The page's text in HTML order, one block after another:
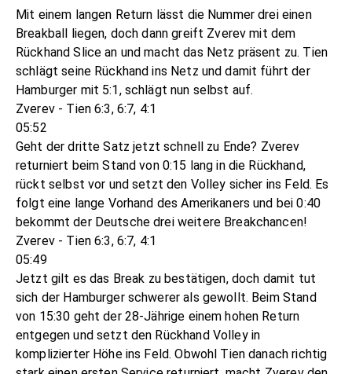
Mit einem langen Return lässt die Nummer drei einen
Breakball liegen, doch dann greift Zverev mit dem
Rückhand Slice an und macht das Netz präsent zu. Tien
schlägt seine Rückhand ins Netz und damit führt der
Hamburger mit 5:1, schlägt nun selbst auf.
Zverev - Tien 6:3, 6:7, 4:1
05:52
Geht der dritte Satz jetzt schnell zu Ende? Zverev
returniert beim Stand von 0:15 lang in die Rückhand,
rückt selbst vor und setzt den Volley sicher ins Feld. Es
folgt eine lange Vorhand des Amerikaners und bei 0:40
bekommt der Deutsche drei weitere Breakchancen!
Zverev - Tien 6:3, 6:7, 4:1
05:49
Jetzt gilt es das Break zu bestätigen, doch damit tut
sich der Hamburger schwerer als gewollt. Beim Stand
von 15:30 geht der 28-Jährige einem hohen Return
entgegen und setzt den Rückhand Volley in
komplizierter Höhe ins Feld. Obwohl Tien danach richtig